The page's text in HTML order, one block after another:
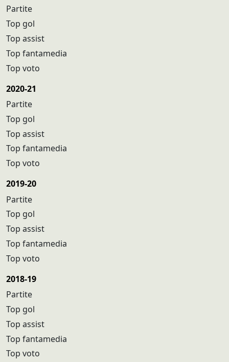
Partite
Top gol
Top assist
Top fantamedia
Top voto
2020-21
Partite
Top gol
Top assist
Top fantamedia
Top voto
2019-20
Partite
Top gol
Top assist
Top fantamedia
Top voto
2018-19
Partite
Top gol
Top assist
Top fantamedia
Top voto